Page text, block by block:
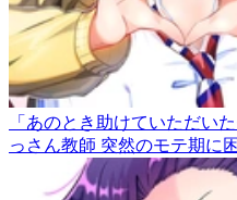
「あのとき助けていただい
っさん教師 突然のモテ期に